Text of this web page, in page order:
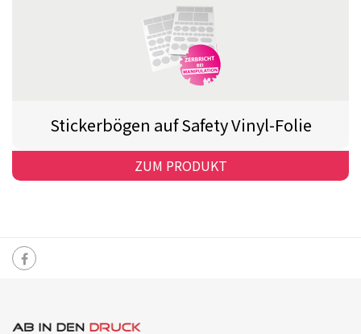
Stickerbögen auf Safety Vinyl-Folie
ZUM PRODUKT